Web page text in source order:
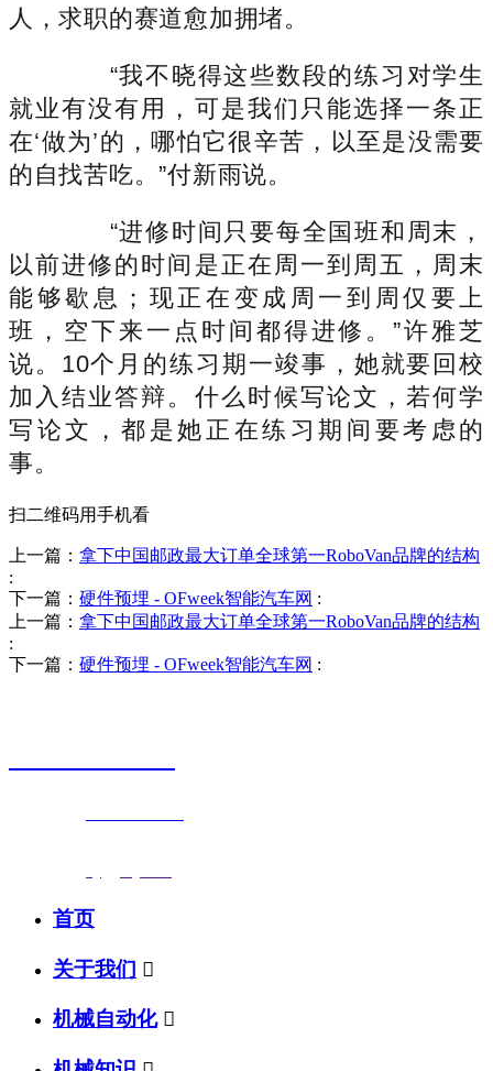
人，求职的赛道愈加拥堵。
“我不晓得这些数段的练习对学生
就业有没有用，可是我们只能选择一条正
在‘做为’的，哪怕它很辛苦，以至是没需要
的自找苦吃。”付新雨说。
“进修时间只要每全国班和周末，
以前进修的时间是正在周一到周五，周末
能够歇息；现正在变成周一到周仅要上
班，空下来一点时间都得进修。”许雅芝
说。10个月的练习期一竣事，她就要回校
加入结业答辩。什么时候写论文，若何学
写论文，都是她正在练习期间要考虑的
事。
扫二维码用手机看
上一篇： 拿下中国邮政最大订单全球第一RoboVan品牌的结构
:
下一篇： 硬件预埋 - OFweek智能汽车网 :
上一篇： 拿下中国邮政最大订单全球第一RoboVan品牌的结构
:
下一篇： 硬件预埋 - OFweek智能汽车网 :
首页
关于我们 
机械自动化 